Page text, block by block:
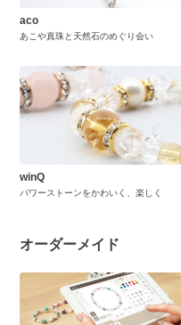
aco
あこや真珠と天然石のめぐり会い
winQ
パワーストーンをかわいく、楽しく
オーダーメイド